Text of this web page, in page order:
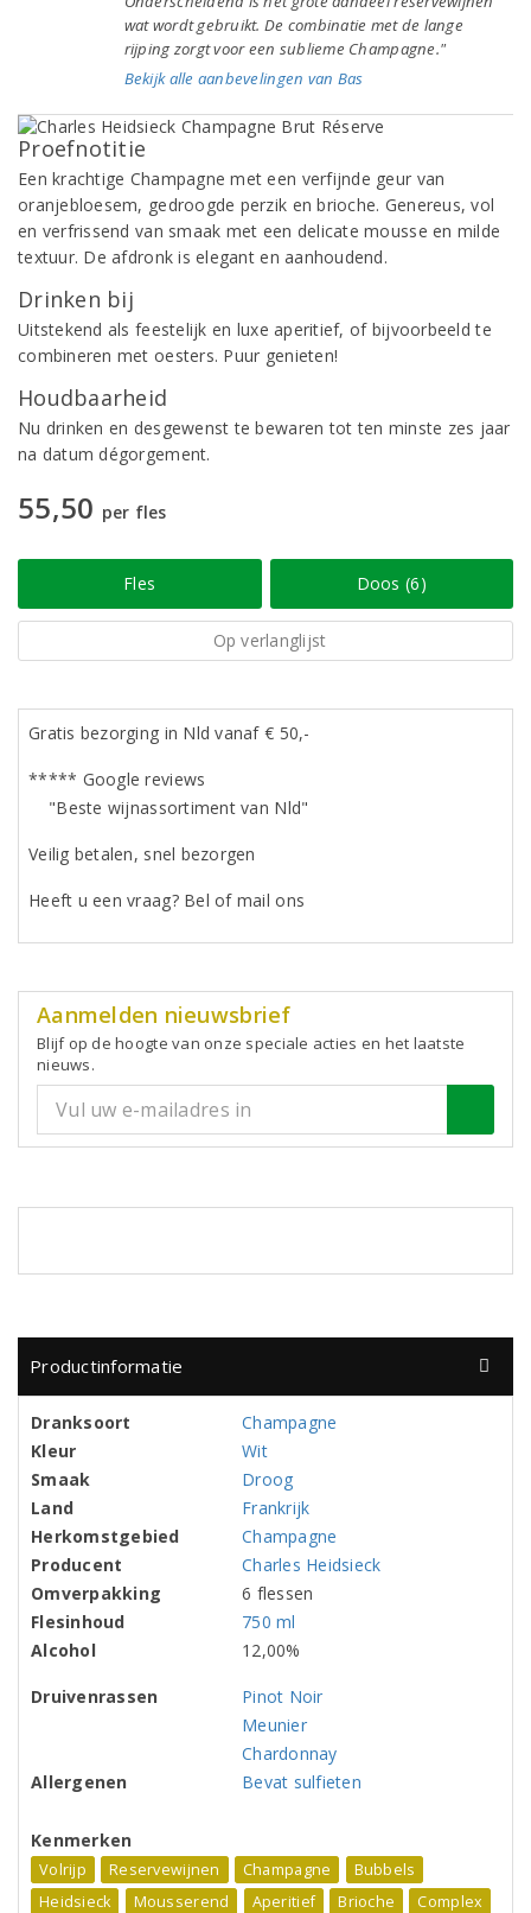
wat wordt gebruikt. De combinatie met de lange
rijping zorgt voor een sublieme Champagne."
Bekijk alle aanbevelingen van Bas
Proefnotitie
Een krachtige Champagne met een verfijnde geur van
oranjebloesem, gedroogde perzik en brioche. Genereus, vol
en verfrissend van smaak met een delicate mousse en milde
textuur. De afdronk is elegant en aanhoudend.
Drinken bij
Uitstekend als feestelijk en luxe aperitief, of bijvoorbeeld te
combineren met oesters. Puur genieten!
Houdbaarheid
Nu drinken en desgewenst te bewaren tot ten minste zes jaar
na datum dégorgement.
55,50 per fles
Fles Doos (6)
Op verlanglijst
Gratis bezorging in Nld vanaf € 50,-
***** Google reviews
"Beste wijnassortiment van Nld"
Veilig betalen, snel bezorgen
Heeft u een vraag? Bel of mail ons
Aanmelden nieuwsbrief
Blijf op de hoogte van onze speciale acties en het laatste
nieuws.
Productinformatie
Dranksoort
Champagne
Kleur
Wit
Smaak
Droog
Land
Frankrijk
Herkomstgebied
Champagne
Producent
Charles Heidsieck
Omverpakking
6 flessen
Flesinhoud
750 ml
Alcohol
12,00%
Druivenrassen
Pinot Noir
Meunier
Chardonnay
Allergenen
Bevat sulfieten
Kenmerken
Volrijp Reservewijnen Champagne
Bubbels
Heidsieck
Mousserend Aperitief Brioche
Complex